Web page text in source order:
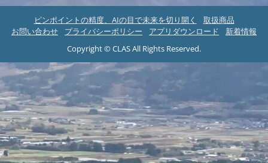
ビ
ゲ
シ
ョ
ン
ピンポイントの精度、AIの目で未来を切り開く
取扱商品
お問い合わせ
プライバシーポリシー アプリダウンロード
新着情報
Copyright © CLAS All Rights Reserved.